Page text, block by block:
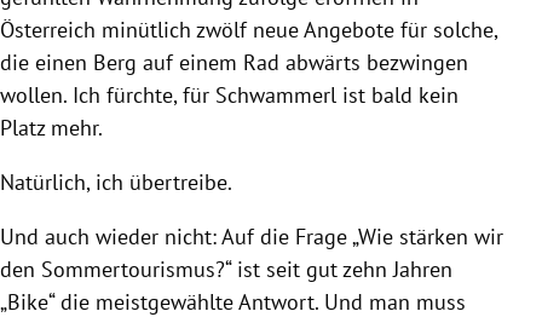
Österreich minütlich zwölf neue Angebote für solche,
die einen Berg auf einem Rad abwärts bezwingen
wollen. Ich fürchte, für Schwammerl ist bald kein
Platz mehr.
Natürlich, ich übertreibe.
Und auch wieder nicht: Auf die Frage „Wie stärken wir
den Sommertourismus?“ ist seit gut zehn Jahren
„Bike“ die meistgewählte Antwort. Und man muss